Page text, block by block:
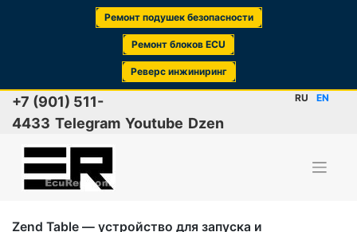
Ремонт подушек безопасности
Ремонт блоков ECU
Реверс инжиниринг
Skip
content
+7 (901) 511-
4433 Telegram Youtube Dzen
RU EN
Zend Table — устройство для запуска и